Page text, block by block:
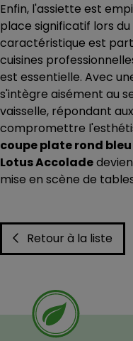
Enfin, l'assiette est
place significatif lors
caractéristique est
cuisines
est essentielle. Avec
s'intègre aisément au
vaisselle, répondant
compromettre
coupe plate rond
Lotus Accolade
mise en scène de
Retour à la liste